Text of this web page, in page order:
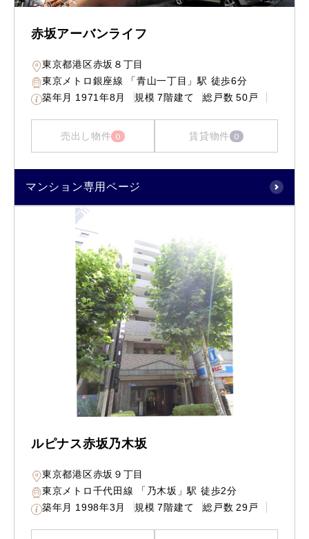
赤坂アーバンライフ
東京都港区赤坂８丁目
東京メトロ銀座線 「青山一丁目」駅 徒歩6分
築年月 1971年8月 規模 7階建て 総戸数 50戸
売出し物件 0 賃貸物件 0
マンション専用ページ
ルピナス赤坂乃木坂
東京都港区赤坂９丁目
東京メトロ千代田線 「乃木坂」駅 徒歩2分
築年月 1998年3月 規模 7階建て 総戸数 29戸